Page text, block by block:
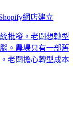
網店建立
批發。老闆想轉型
。農場只有一部舊
老闆擔心轉型成本